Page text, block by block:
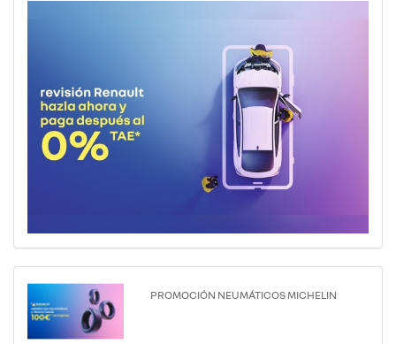
PROMOCIÓN NEUMÁTICOS MICHELIN